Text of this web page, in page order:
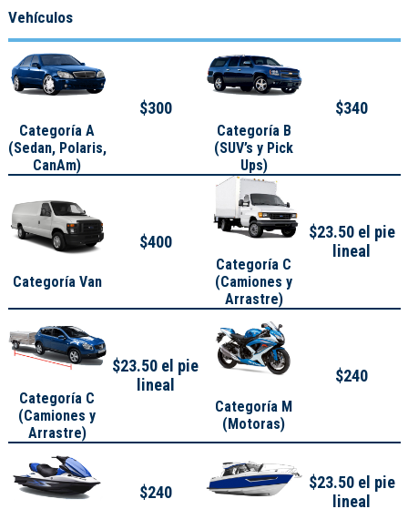
Vehículos
Categoría A
(Sedan, Polaris,
CanAm)
$300
Categoría B
(SUV’s y Pick
Ups)
$340
Categoría Van
$400
Categoría C
(Camiones y
Arrastre)
$23.50 el pie
lineal
Categoría C
(Camiones y
Arrastre)
$23.50 el pie
lineal
Categoría M
(Motoras)
$240
$240
$23.50 el pie
lineal